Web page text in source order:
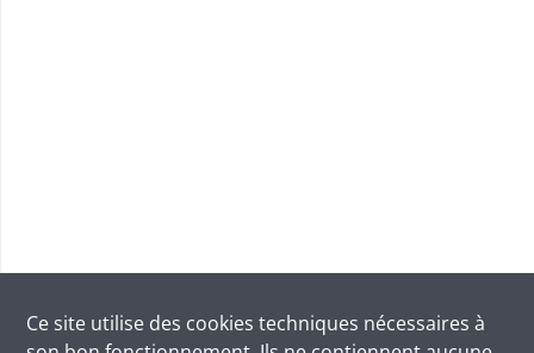
Ce site utilise des cookies techniques nécessaires à